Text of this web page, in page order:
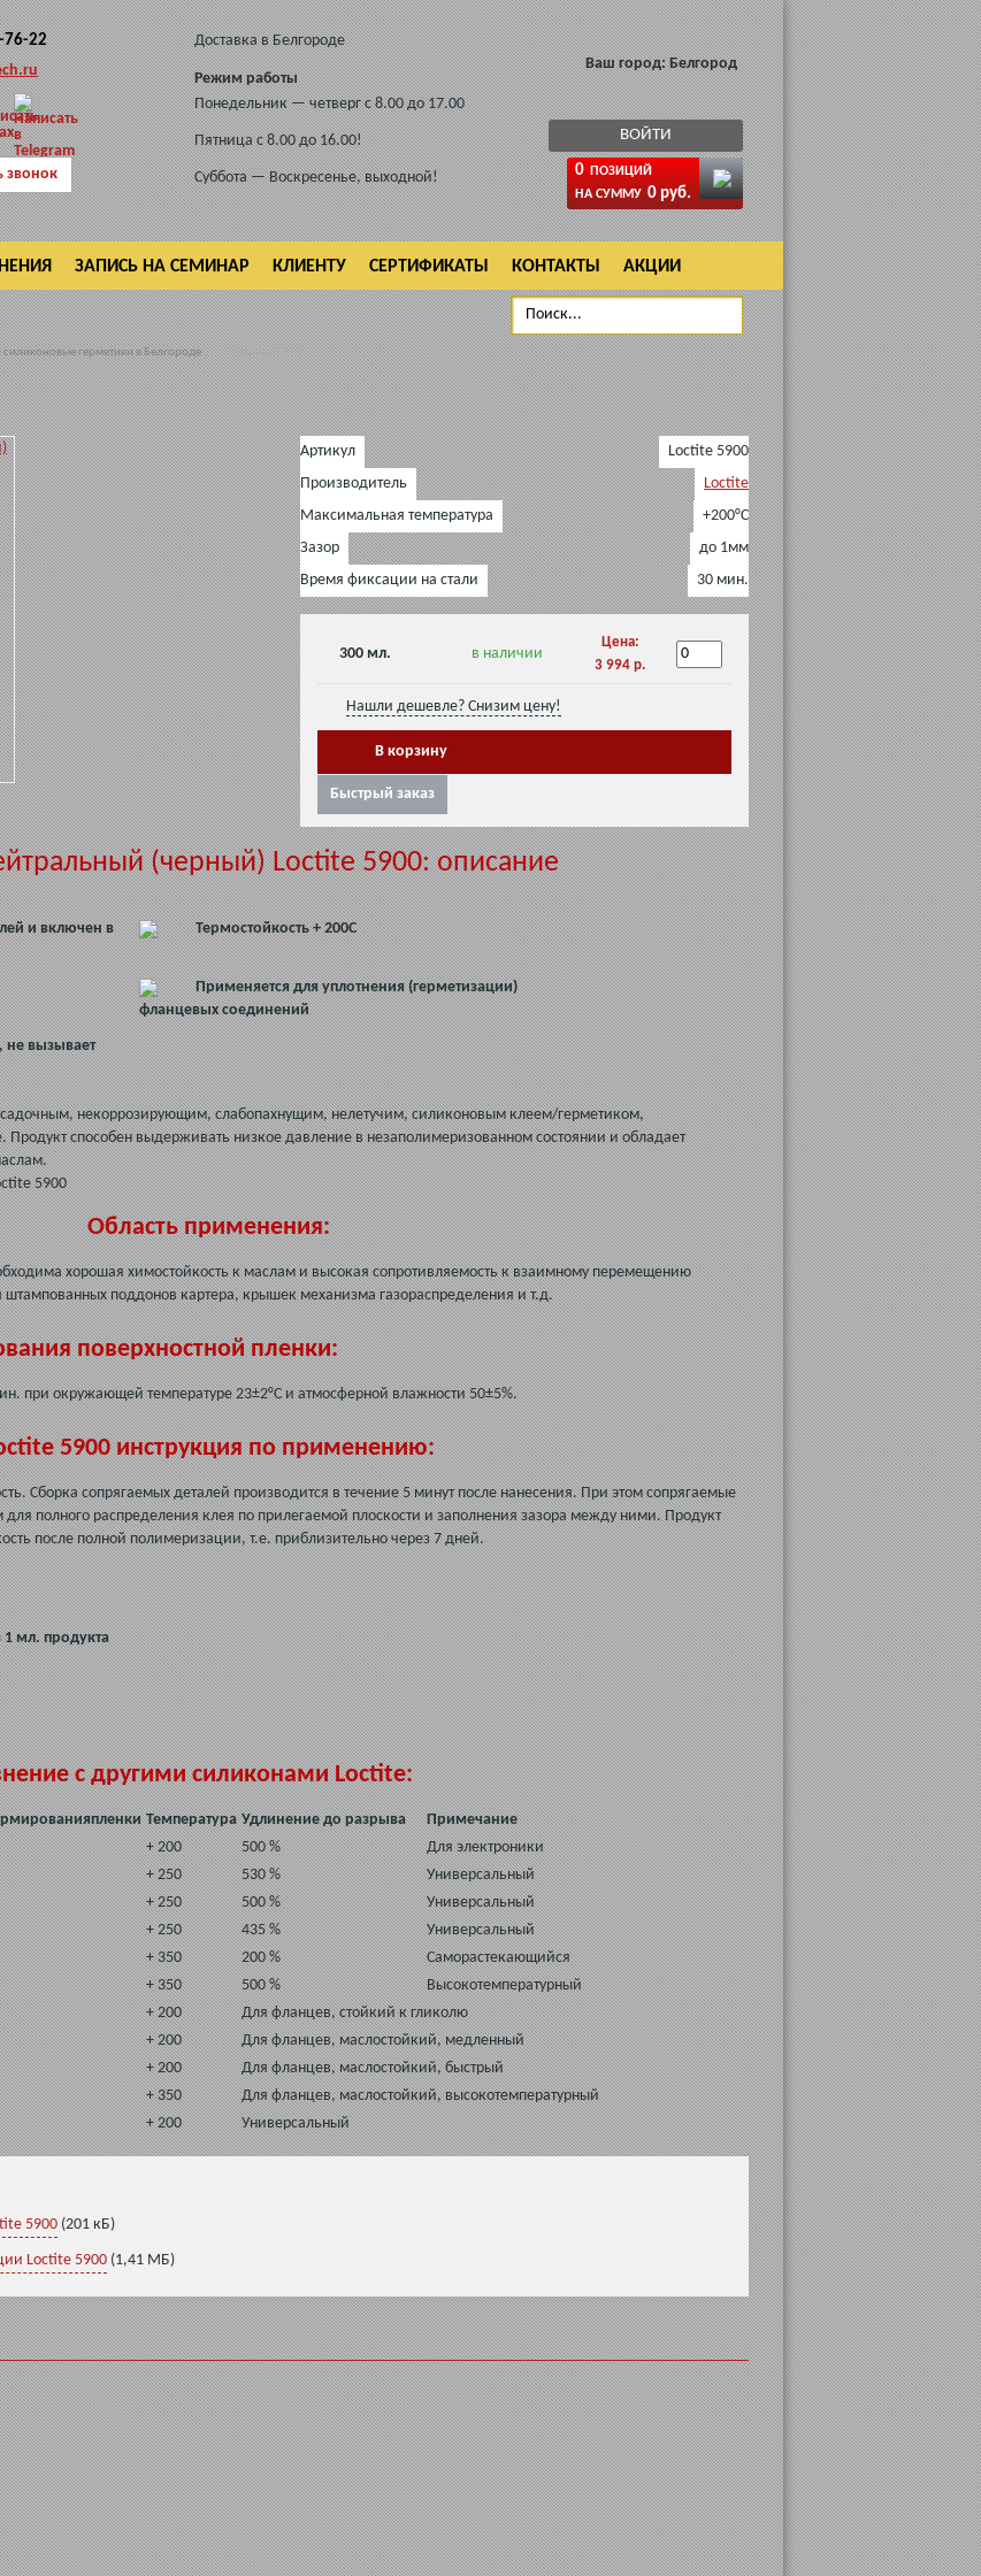
76-22
звонок
Доставка в Белгороде
Режим работы
Понедельник — четверг с 8.00 до 17.00
Пятница с 8.00 до 16.00!
Суббота — Воскресенье, выходной!
Ваш город:Белгород
ЗАПИСЬ НА СЕМИНАР КЛИЕНТУ СЕРТИФИКАТЫ КОНТАКТЫ АКЦИИ
ВОЙТИ
0 ПОЗИЦИЙ
НА СУММУ 0 руб.
герметики в Белгороде Loctite 5900
Артикул
Loctite 5900
Производитель
Loctite
Максимальная температура
+200°C
Зазор
до 1мм
Время фиксации на стали
30 мин.
300 мл. в наличии
Цена:
3 994 р.
Нашли дешевле? Снизим цену!
Быстрый заказ
(черный) Loctite 5900: описание
и включен в
Термостойкость + 200С
Применяется для уплотнения (герметизации)
фланцевых соединений
не вызывает
некоррозирующим, слабопахнущим, нелетучим, силиконовым клеем/герметиком,
способен выдерживать низкое давление в незаполимеризованном состоянии и обладает
5900
Область применения:
хорошая химостойкость к маслам и высокая сопротивляемость к взаимному перемещению
поддонов картера, крышек механизма газораспределения и т.д.
поверхностной пленки:
при окружающей температуре 23±2°C и атмосферной влажности 50±5%.
5900 инструкция по применению:
Сборка сопрягаемых деталей производится в течение 5 минут после нанесения. При этом сопрягаемые
полного распределения клея по прилегаемой плоскости и заполнения зазора между ними. Продукт
после полной полимеризации, т.е. приблизительно через 7 дней.
мл. продукта
с другими силиконами Loctite:
пленки Температура Удлинение до разрыва
Примечание
+ 200 500 %
Для электроники
+ 250 530 %
Универсальный
+ 250 500 %
Универсальный
+ 250 435 %
Универсальный
+ 350 200 %
Саморастекающийся
+ 350 500 %
Высокотемпературный
+ 200
Для фланцев, стойкий к гликолю
+ 200
Для фланцев, маслостойкий, медленный
+ 200
Для фланцев, маслостойкий, быстрый
+ 350
Для фланцев, маслостойкий, высокотемпературный
+ 200 Универсальный
5900 (201 кБ)
Loctite 5900 (1,41 МБ)